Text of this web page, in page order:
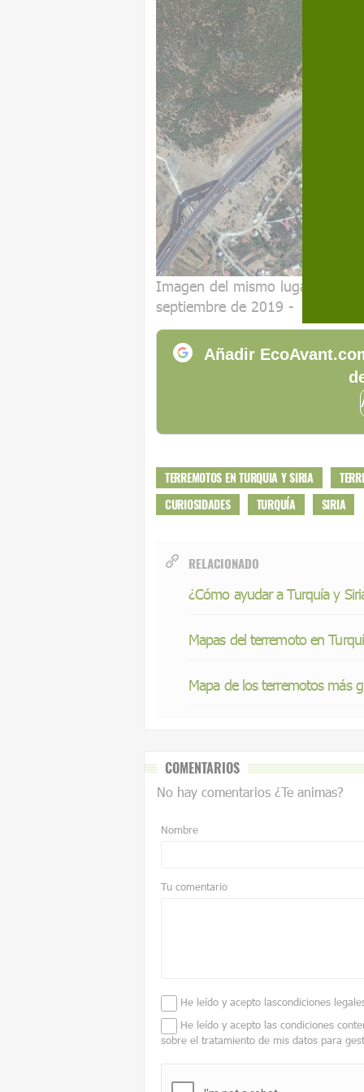
Imagen del mismo lugar en el
septiembre de 2019 - ©2023
Añadir
TERREMOTOS EN TURQUIA Y SIRIA
CURIOSIDADES
TURQUÍA SIRIA
RELACIONADO
¿Cómo ayudar a Turquía y
Mapas del terremoto en
Mapa de los terremotos más
COMENTARIOS
No hay comentarios ¿Te animas?
Nombre
Tu comentario
He leído y acepto lascondiciones
He leído y acepto las condiciones
sobre el tratamiento de mis datos para